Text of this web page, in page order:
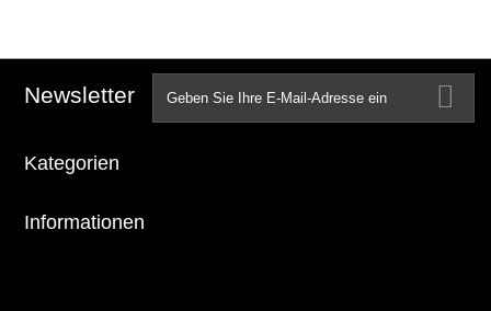
Newsletter
Kategorien
Informationen